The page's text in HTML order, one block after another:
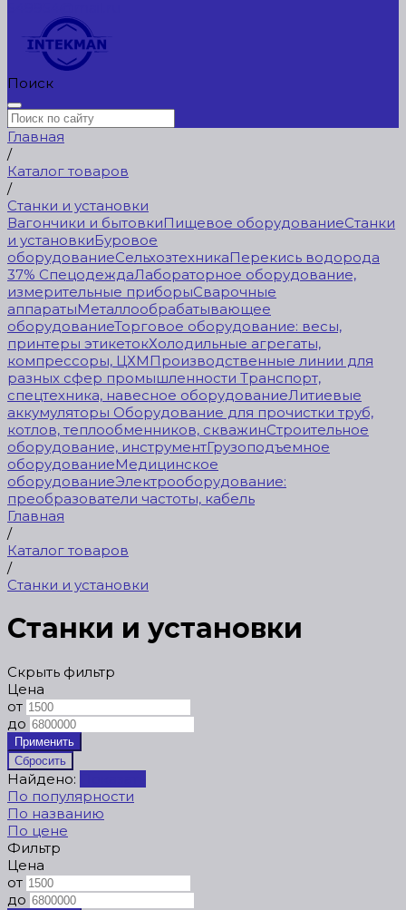
Поиск
Главная
/
Каталог товаров
/
Станки и установки
Вагончики и бытовкиПищевое оборудованиеСтанки
и установкиБуровое
оборудованиеСельхозтехникаПерекись водорода
37% СпецодеждаЛабораторное оборудование,
измерительные приборыСварочные
аппаратыМеталлообрабатывающее
оборудованиеТорговое оборудование: весы,
принтеры этикетокХолодильные агрегаты,
компрессоры, ЦХМ Производственные линии для
разных сфер промышленности Транспорт,
спецтехника, навесное оборудованиеЛитиевые
аккумуляторы Оборудование для прочистки труб,
котлов, теплообменников, скважинСтроительное
оборудование, инструментГрузоподъемное
оборудованиеМедицинское
оборудованиеЭлектрооборудование:
преобразователи частоты, кабель
Главная
/
Каталог товаров
/
Станки и установки
Станки и установки
Скрыть фильтр
Цена
от
до
Найдено:
По популярности
По названию
По цене
Фильтр
Цена
от
до